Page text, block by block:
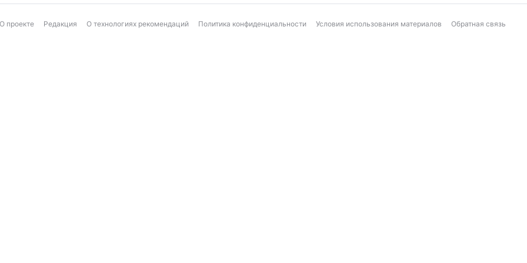
О проекте Редакция О технологиях рекомендаций Политика конфиденциальности Условия использования материалов Обратная связь